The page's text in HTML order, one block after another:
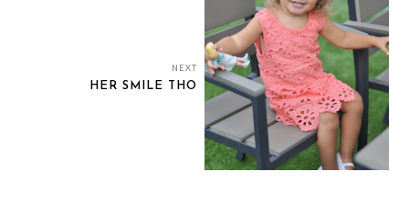
NEXT
HER SMILE THO